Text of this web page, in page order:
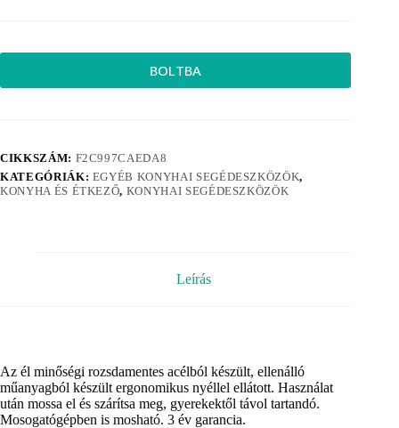
BOLTBA
CIKKSZÁM: F2C997CAEDA8
KATEGÓRIÁK: EGYÉB KONYHAI SEGÉDESZKÖZÖK,
KONYHA ÉS ÉTKEZŐ, KONYHAI SEGÉDESZKÖZÖK
Leírás
Az él minőségi rozsdamentes acélból készült, ellenálló
műanyagból készült ergonomikus nyéllel ellátott. Használat
után mossa el és szárítsa meg, gyerekektől távol tartandó.
Mosogatógépben is mosható. 3 év garancia.